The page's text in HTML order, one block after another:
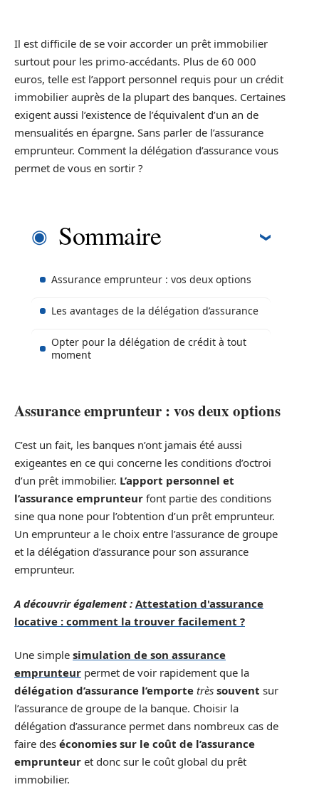
Il est difficile de se voir accorder un prêt immobilier
surtout pour les primo-accédants. Plus de 60 000
euros, telle est l’apport personnel requis pour un crédit
immobilier auprès de la plupart des banques. Certaines
exigent aussi l’existence de l’équivalent d’un an de
mensualités en épargne. Sans parler de l’assurance
emprunteur. Comment la délégation d’assurance vous
permet de vous en sortir ?
Sommaire
Assurance emprunteur : vos deux options
Les avantages de la délégation d’assurance
Opter pour la délégation de crédit à tout
moment
Assurance emprunteur : vos deux options
C’est un fait, les banques n’ont jamais été aussi
exigeantes en ce qui concerne les conditions d’octroi
d’un prêt immobilier. L’apport personnel et
l’assurance emprunteur font partie des conditions
sine qua none pour l’obtention d’un prêt emprunteur.
Un emprunteur a le choix entre l’assurance de groupe
et la délégation d’assurance pour son assurance
emprunteur.
A découvrir également : Attestation d'assurance
locative : comment la trouver facilement ?
Une simple simulation de son assurance
emprunteur permet de voir rapidement que la
délégation d’assurance l’emporte très souvent sur
l’assurance de groupe de la banque. Choisir la
délégation d’assurance permet dans nombreux cas de
faire des économies sur le coût de l’assurance
emprunteur et donc sur le coût global du prêt
immobilier.